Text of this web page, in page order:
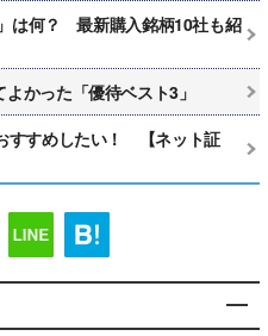
は何？ 最新購入銘柄10社も紹
かった「優待ベスト3」
すすめしたい！ 【ネット証